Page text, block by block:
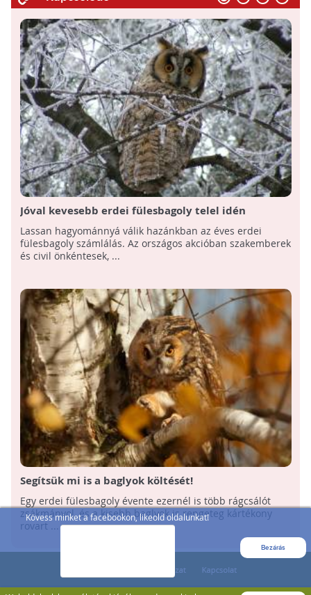
Kövess minket a facebookon, likeold oldalunkat!
Bezárás
Jóval kevesebb erdei fülesbagoly telel idén
hazánkban
Lassan hagyománnyá válik hazánkban az éves erdei
fülesbagoly számlálás. Az országos akcióban szakemberek
és civil önkéntesek, ...
Segítsük mi is a baglyok költését!
Egy erdei fülesbagoly évente ezernél is több rágcsálót
zsákmányol, és a kisebb baglyok is rengeteg kártékony
rovart ...